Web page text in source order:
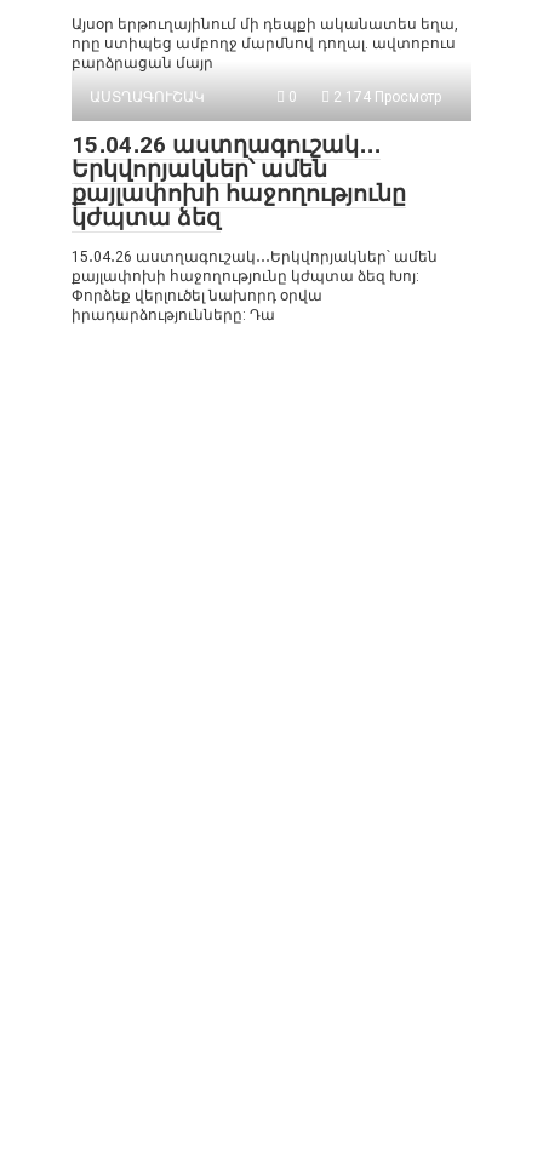
Այսօր երթուղայինում մի դեպքի ականատես եղա,
որը ստիպեց ամբողջ մարմնով դողալ. ավտոբուս
բարձրացան մայր
ԱՍՏՂԱԳՈՒՇԱԿ
0 2 174 Просмотр
15․04․26 աստղագուշակ․․․
Երկվորյակներ՝ ամեն
քայլափոխի հաջողությունը
կժպտա ձեզ
15․04․26 աստղագուշակ․․․Երկվորյակներ՝ ամեն
քայլափոխի հաջողությունը կժպտա ձեզ Խոյ:
Փորձեք վերլուծել նախորդ օրվա
իրադարձությունները: Դա